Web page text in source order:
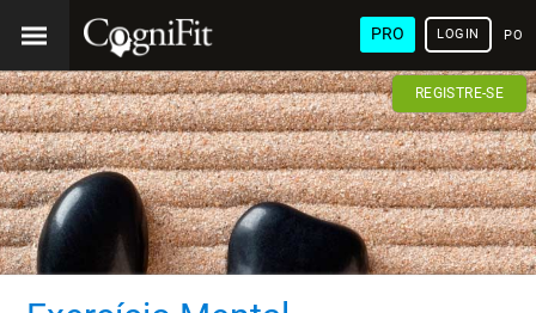
PRO LOGIN
REGISTRE-SE